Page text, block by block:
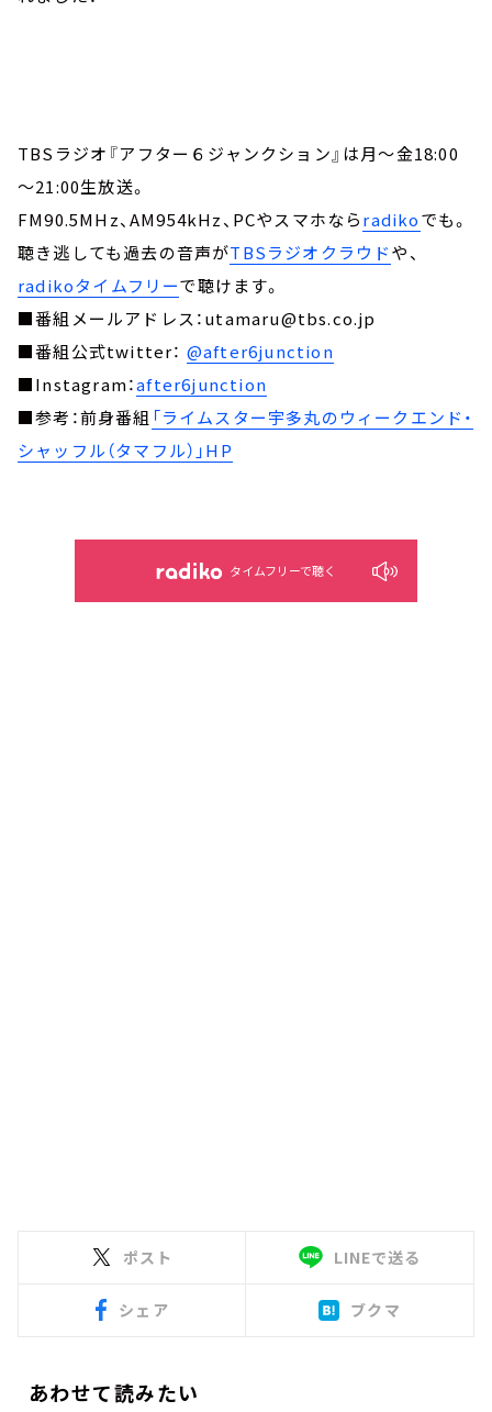
TBSラジオ『アフター６ジャンクション』は月～金18:00
～21:00生放送。
FM90.5MHz、AM954kHz、PCやスマホならradikoでも。
聴き逃しても過去の音声がTBSラジオクラウドや、
radikoタイムフリーで聴けます。
■番組メールアドレス：utamaru@tbs.co.jp
■番組公式twitter： @after6junction
■Instagram：after6junction
■参考：前身番組 「ライムスター宇多丸のウィークエンド・
シャッフル（タマフル）」HP
タイムフリーで聴く
ポスト LINEで送る
シェア ブクマ
あわせて読みたい